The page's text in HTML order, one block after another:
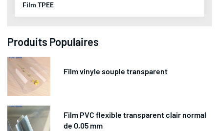
Film TPEE
Produits Populaires
Film vinyle souple transparent
Film PVC flexible transparent clair normal
de 0,05 mm